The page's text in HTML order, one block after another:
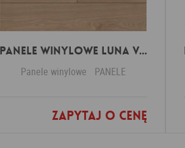
Panele winylowe Luna virgin white 57588 Klasa 34 3 mm
Panele winylowe PANELE
Zapytaj o cenę
Dodaj do ulubionych